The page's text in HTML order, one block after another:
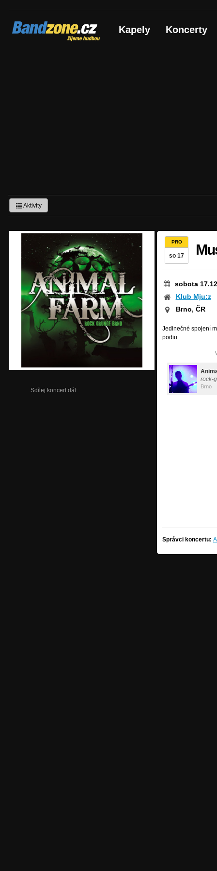
Bandzone.cz
žijeme hudbou Kapely Koncerty
Aktivity
Sdílej koncert dál:
PRO
so 17
sobota
Klub Mju:z
Brno, ČR
Jedinečné spojení
podiu.
rock-
Brno
Správci koncertu: